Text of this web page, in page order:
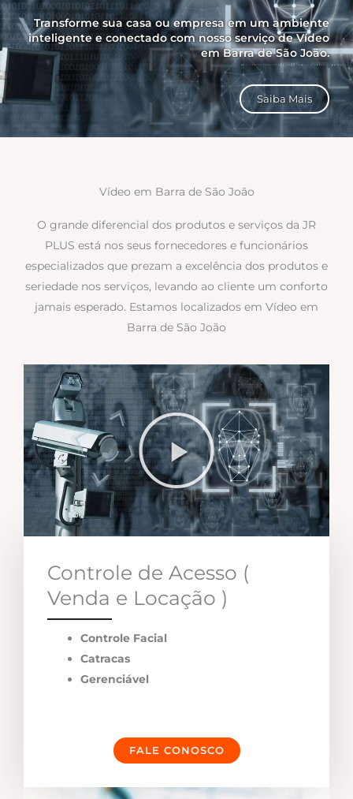
Transforme sua casa ou empresa em um ambiente
inteligente e conectado com nosso serviço de Vídeo
em Barra de São João.
Saiba Mais
Vídeo em Barra de São João
O grande diferencial dos produtos e serviços da JR
PLUS está nos seus fornecedores e funcionários
especializados que prezam a excelência dos produtos e
seriedade nos serviços, levando ao cliente um conforto
jamais esperado. Estamos localizados em Vídeo em
Barra de São João
Controle de Acesso (
Venda e Locação )
Controle Facial
Catracas
Gerenciável
FALE CONOSCO